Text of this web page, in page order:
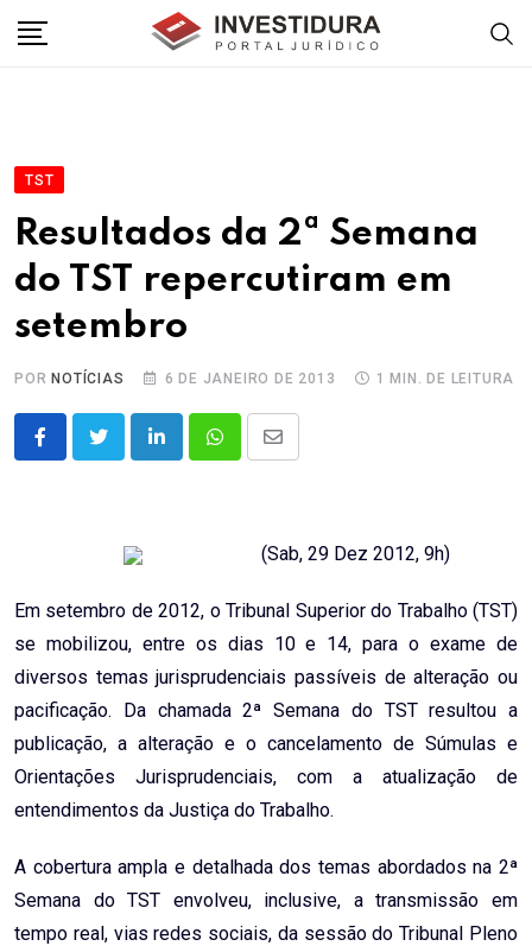
TST
Resultados da 2ª Semana
do TST repercutiram em
setembro
POR NOTÍCIAS 6 DE JANEIRO DE 2013 1 MIN. DE LEITURA
LinkedInWhatsappShare
(Sab, 29 Dez 2012, 9h)
Em setembro de 2012, o Tribunal Superior do Trabalho (TST)
se mobilizou, entre os dias 10 e 14, para o exame de
diversos temas jurisprudenciais passíveis de alteração ou
pacificação. Da chamada 2ª Semana do TST resultou a
publicação, a alteração e o cancelamento de Súmulas e
Orientações Jurisprudenciais, com a atualização de
entendimentos da Justiça do Trabalho.
A cobertura ampla e detalhada dos temas abordados na 2ª
Semana do TST envolveu, inclusive, a transmissão em
tempo real, vias redes sociais, da sessão do Tribunal Pleno